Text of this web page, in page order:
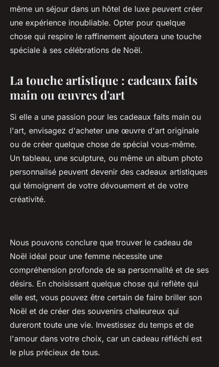
même un séjour dans un hôtel de luxe peuvent créer
une expérience inoubliable. Opter pour quelque
chose qui respire le raffinement ajoutera une touche
spéciale à ses célébrations de Noël.
La touche artistique : cadeaux faits
main ou œuvres d'art
Si elle a une passion pour les cadeaux faits main ou
l'art, envisagez d'acheter une œuvre d'art originale
ou de créer quelque chose de spécial vous-même.
Un tableau, une sculpture, ou même un album photo
personnalisé peuvent devenir des cadeaux artistiques
qui témoignent de votre dévouement et de votre
créativité.
Nous pouvons conclure que trouver le cadeau de
Noël idéal pour une femme nécessite une
compréhension profonde de sa personnalité et de ses
désirs. En choisissant quelque chose qui reflète qui
elle est, vous pouvez être certain de faire briller son
Noël et de créer des souvenirs chaleureux qui
dureront toute une vie. Investissez du temps et de
l'amour dans votre choix, car un cadeau réfléchi est
le plus précieux de tous.